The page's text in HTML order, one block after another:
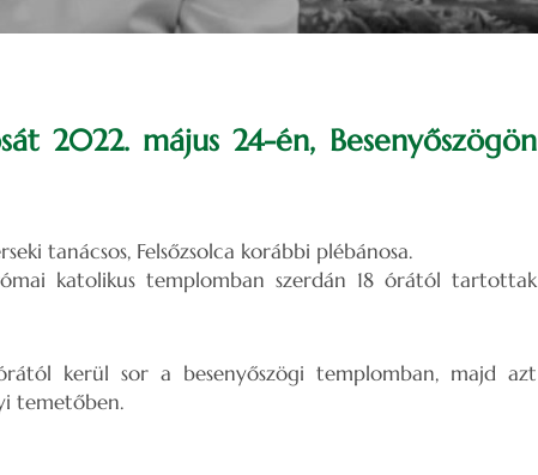
2022. május 24-én, Besenyőszögön
tanácsos, Felsőzsolca korábbi plébánosa.
katolikus templomban szerdán 18 órától tartottak
kerül sor a besenyőszögi templomban, majd azt
temetőben.